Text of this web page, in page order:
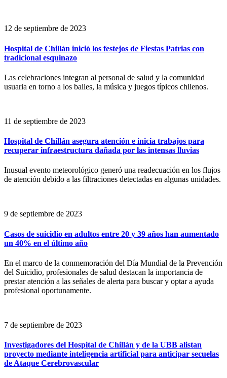
12 de septiembre de 2023
Hospital de Chillán inició los festejos de Fiestas Patrias con
tradicional esquinazo
Las celebraciones integran al personal de salud y la comunidad
usuaria en torno a los bailes, la música y juegos típicos chilenos.
11 de septiembre de 2023
Hospital de Chillán asegura atención e inicia trabajos para
recuperar infraestructura dañada por las intensas lluvias
Inusual evento meteorológico generó una readecuación en los flujos
de atención debido a las filtraciones detectadas en algunas unidades.
9 de septiembre de 2023
Casos de suicidio en adultos entre 20 y 39 años han aumentado
un 40% en el último año
En el marco de la conmemoración del Día Mundial de la Prevención
del Suicidio, profesionales de salud destacan la importancia de
prestar atención a las señales de alerta para buscar y optar a ayuda
profesional oportunamente.
7 de septiembre de 2023
Investigadores del Hospital de Chillán y de la UBB alistan
proyecto mediante inteligencia artificial para anticipar secuelas
de Ataque Cerebrovascular